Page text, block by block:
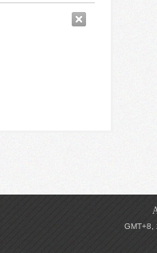
GMT+8,